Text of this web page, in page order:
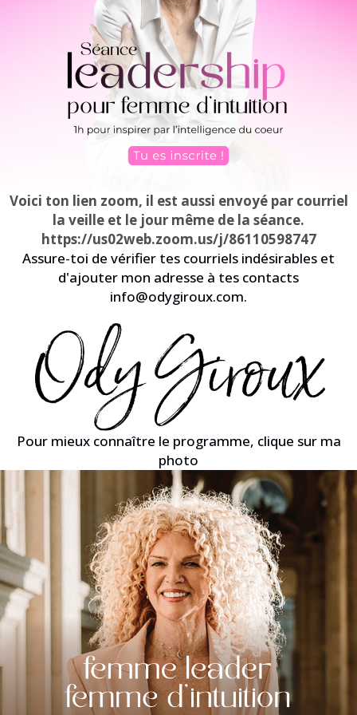
Voici ton lien zoom, il est aussi envoyé par courriel
la veille et le jour même de la séance.
https://us02web.zoom.us/j/86110598747
Assure-toi de vérifier tes courriels indésirables et
d'ajouter mon adresse à tes contacts
info@odygiroux.com.
Pour mieux connaître le programme, clique sur ma
photo